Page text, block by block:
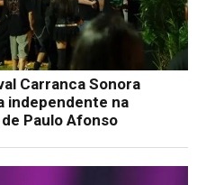
Carranca Sonora
independente na
Paulo Afonso